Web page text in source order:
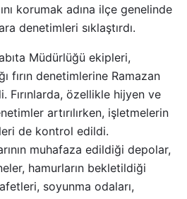
korumak adına ilçe genelinde
denetimleri sıklaştırdı.
Müdürlüğü ekipleri,
fırın denetimlerine Ramazan
Fırınlarda, özellikle hijyen ve
artırılırken, işletmelerin
de kontrol edildi.
muhafaza edildiği depolar,
hamurların bekletildiği
soyunma odaları,